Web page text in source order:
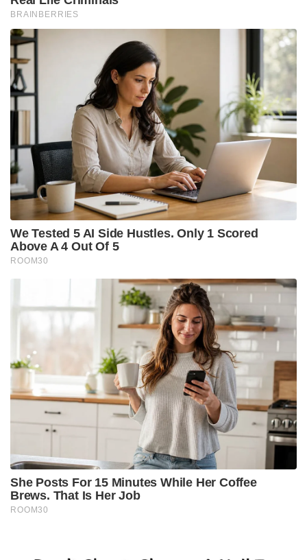
തുടർന്ന് ജൂൺ 21-ലെ പുനഃപരീക്ഷയ്ക്ക് മുൻപ് ആറ്
ദിവസത്തേക്ക് ആപ്പ് ബ്ലോക്ക് ചെയ്യാനുള്ള
സർക്കാരിന്റെ തീരുമാനത്തെ ജൂൺ 19-ന് ഡൽഹി
ഹൈക്കോടതിയും ശരിവെച്ചിരുന്നു. വിദ്യാർത്ഥികൾ
പഠന സാമഗ്രികൾ പങ്കുവെക്കാൻ വ്യാപകമായി
ഉപയോഗിക്കുന്ന പ്ലാറ്റ്‌ഫോമാണ് ടെലിഗ്രാം.
central government Telegram